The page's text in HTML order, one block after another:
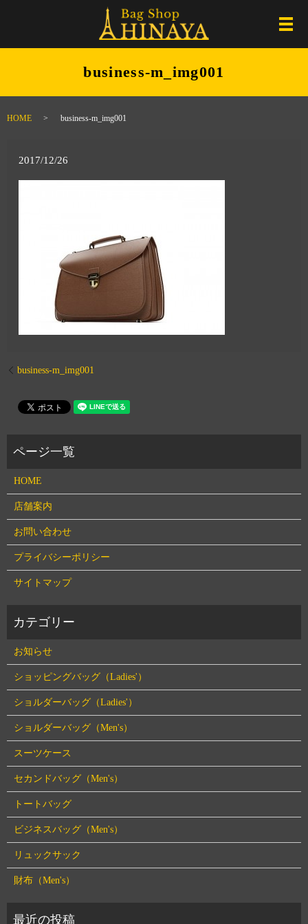
メ
business-m_img001
HOME business-m_img001
2017/12/26
business-m_img001
HOME
店舗案内
お問い合わせ
プライバシーポリシー
サイトマップ
お知らせ
ショッピングバッグ（Ladies'）
ショルダーバッグ（Ladies'）
ショルダーバッグ（Men's）
スーツケース
セカンドバッグ（Men's）
トートバッグ
ビジネスバッグ（Men's）
リュックサック
財布（Men's）